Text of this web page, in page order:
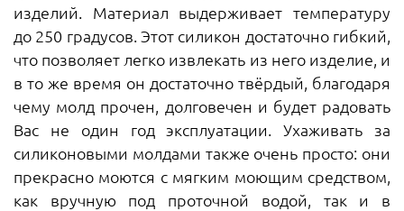
изделий. Материал выдерживает температуру
до 250 градусов. Этот силикон достаточно гибкий,
что позволяет легко извлекать из него изделие, и
в то же время он достаточно твёрдый, благодаря
чему молд прочен, долговечен и будет радовать
Вас не один год эксплуатации. Ухаживать за
силиконовыми молдами также очень просто: они
прекрасно моются с мягким моющим средством,
как вручную под проточной водой, так и в